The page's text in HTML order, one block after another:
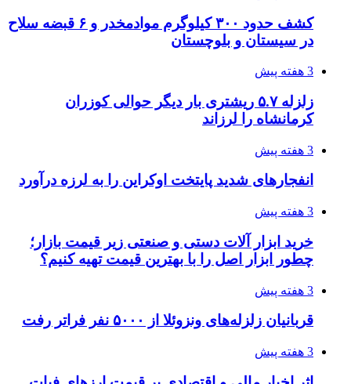
کشف حدود ۳۰۰ کیلوگرم موادمخدر و ۶ قبضه سلاح
در سیستان و بلوچستان
3 هفته پیش
زلزله ۵.۷ ریشتری بار دیگر حوالی کوزران
کرمانشاه را لرزاند
3 هفته پیش
انفجارهای شدید پایتخت اوکراین را به لرزه درآورد
3 هفته پیش
خرید ابزار آلات دستی و صنعتی زیر قیمت بازار؛
چطور ابزار اصل را با بهترین قیمت تهیه کنیم؟
3 هفته پیش
قربانیان زلزله‌های ونزوئلا از ۵۰۰۰ نفر فراتر رفت
3 هفته پیش